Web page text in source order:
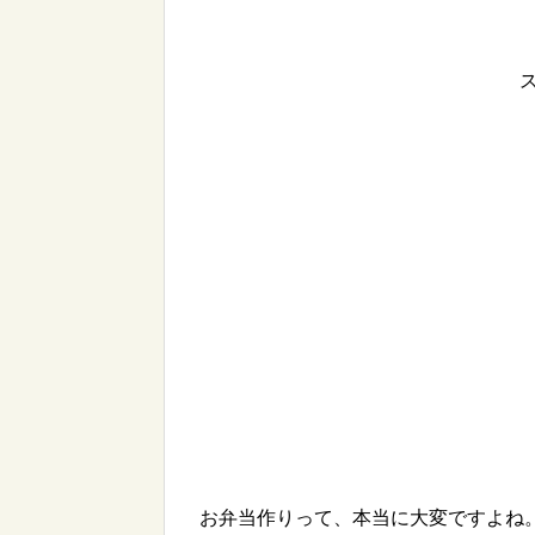
お弁当作りって、本当に大変ですよね。